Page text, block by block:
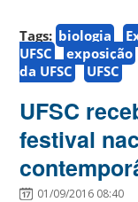
Tags: biologia
UFSC
exposição
da UFSC
UFSC
UFSC
festival
01/09/2016 08:40